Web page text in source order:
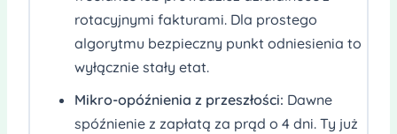
rotacyjnymi fakturami. Dla prostego
algorytmu bezpieczny punkt odniesienia to
wyłącznie stały etat.
Mikro-opóźnienia z przeszłości: Dawne
spóźnienie z zapłatą za prąd o 4 dni. Ty już